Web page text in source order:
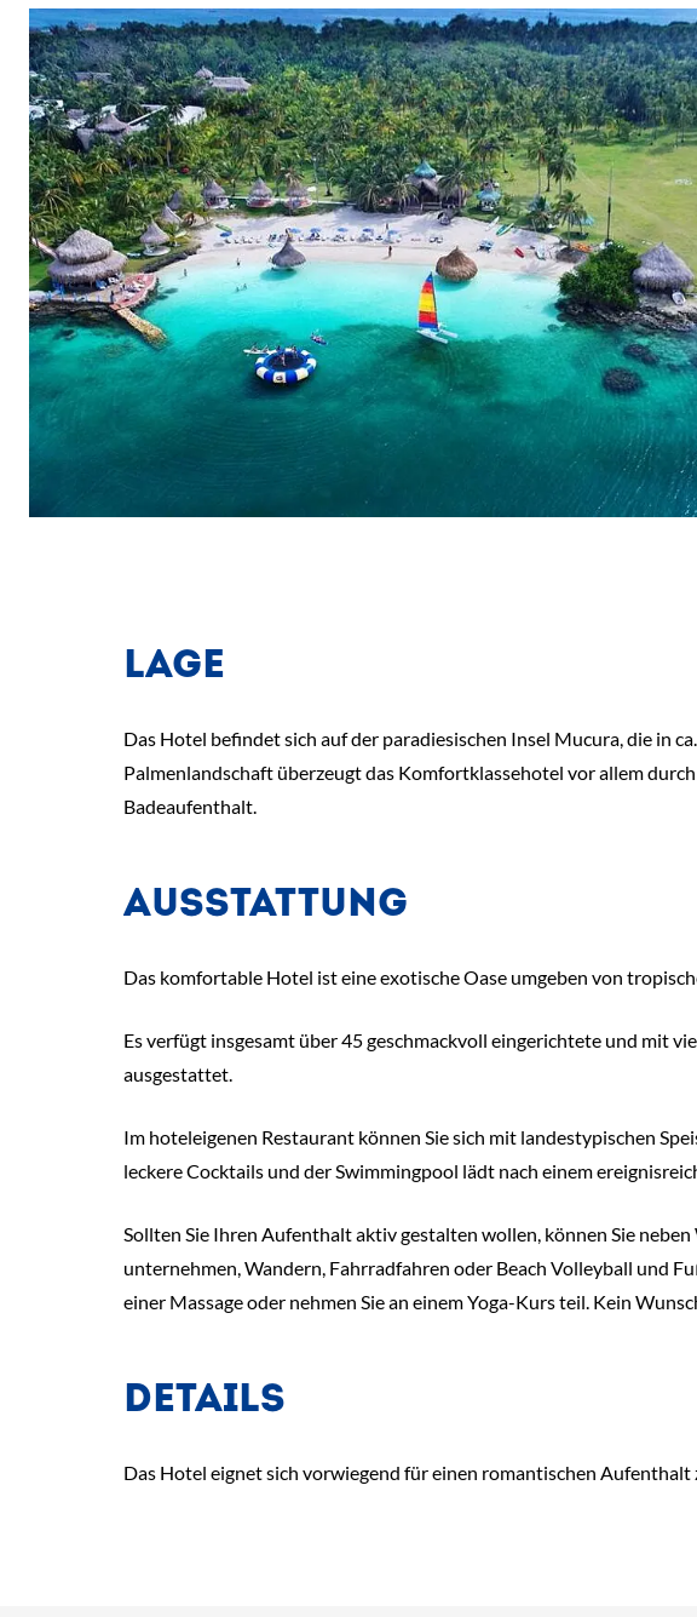
LAGE
Das Hotel befindet sich auf der paradiesischen Insel Mucura, die in
Palmenlandschaft überzeugt das Komfortklassehotel vor allem
Badeaufenthalt.
AUSSTATTUNG
Das komfortable Hotel ist eine exotische Oase umgeben von
Es verfügt insgesamt über 45 geschmackvoll eingerichtete und mit
ausgestattet.
Im hoteleigenen Restaurant können Sie sich mit landestypischen
leckere Cocktails und der Swimmingpool lädt nach einem
Sollten Sie Ihren Aufenthalt aktiv gestalten wollen, können Sie
unternehmen, Wandern, Fahrradfahren oder Beach Volleyball und
einer Massage oder nehmen Sie an einem Yoga-Kurs teil. Kein
DETAILS
Das Hotel eignet sich vorwiegend für einen romantischen